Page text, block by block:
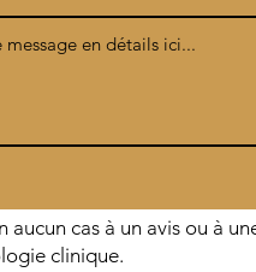
cas à un avis ou à
clinique.